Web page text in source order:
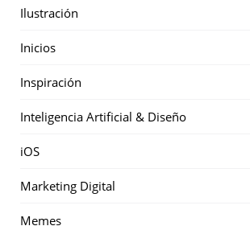
Ilustración
Inicios
Inspiración
Inteligencia Artificial & Diseño
iOS
Marketing Digital
Memes